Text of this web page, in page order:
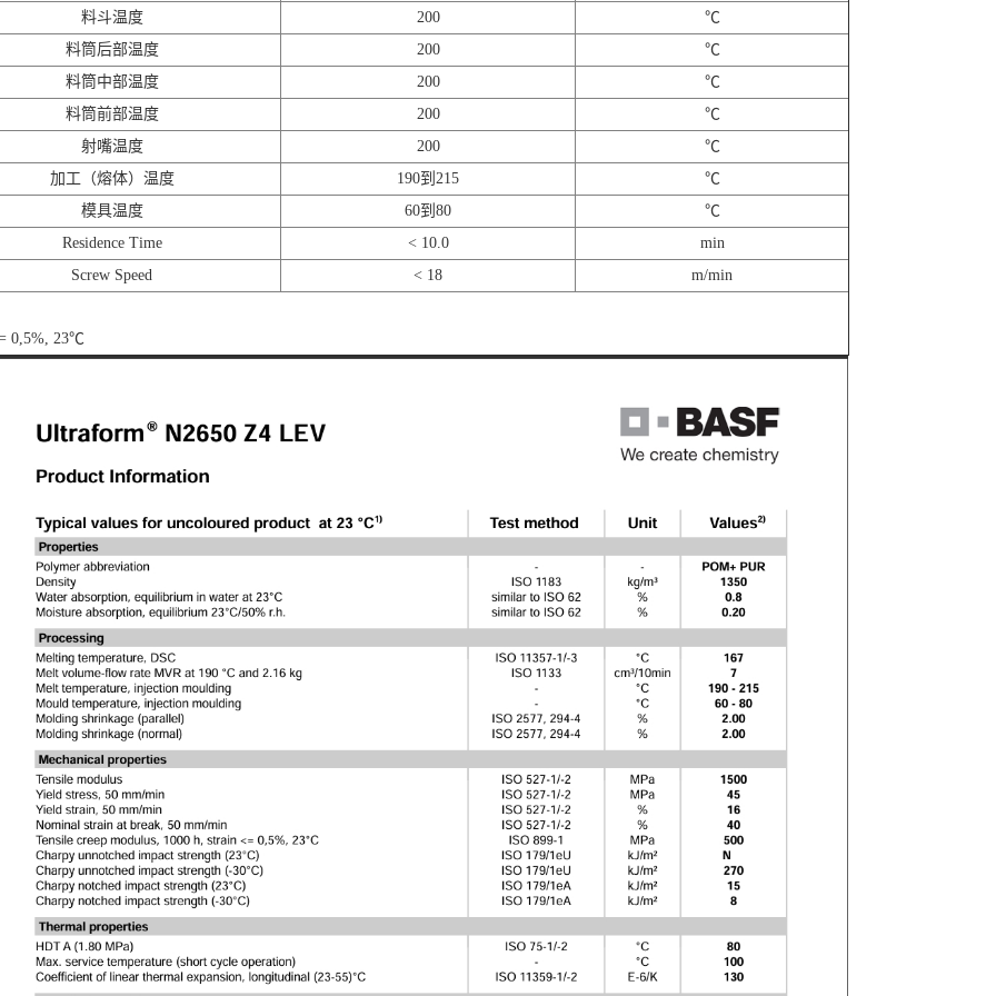
料斗温度
200
℃
料筒后部温度
200
℃
料筒中部温度
200
℃
料筒前部温度
200
℃
射嘴温度
200
℃
加工（熔体）温度
190到215
℃
模具温度
60到80
℃
Residence Time
< 10.0
min
Screw Speed
< 18
m/min
0,5%, 23℃